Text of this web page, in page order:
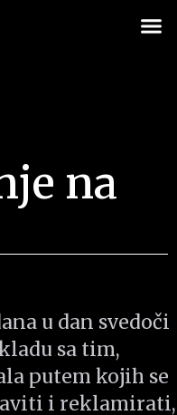
na
u dan svedoči
sa tim,
putem kojih se
i reklamirati,